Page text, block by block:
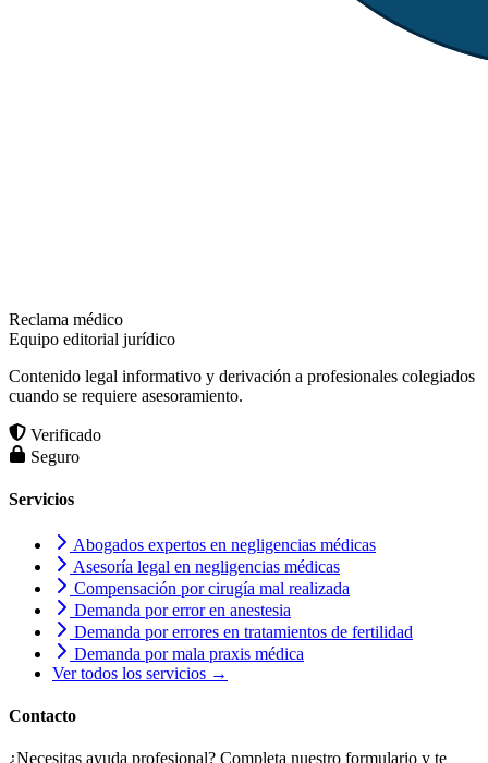
Reclama médico
Equipo editorial jurídico
Contenido legal informativo y derivación a profesionales colegiados
cuando se requiere asesoramiento.
Verificado
Seguro
Servicios
Abogados expertos en negligencias médicas
Asesoría legal en negligencias médicas
Compensación por cirugía mal realizada
Demanda por error en anestesia
Demanda por errores en tratamientos de fertilidad
Demanda por mala praxis médica
Ver todos los servicios →
Contacto
¿Necesitas ayuda profesional? Completa nuestro formulario y te